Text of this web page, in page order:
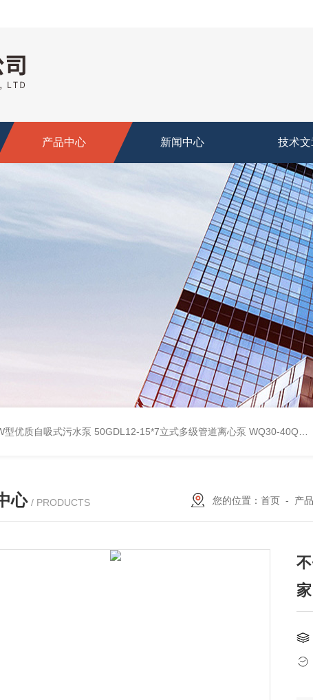
产品中心 新闻中心 技术文
型优质自吸式污水泵 50GDL12-15*7立式多级管道离心泵 WQ30-40QG优质双绞刀切割式污水泵
心 / PRODUCTS 您的位置： 首页- 产
家